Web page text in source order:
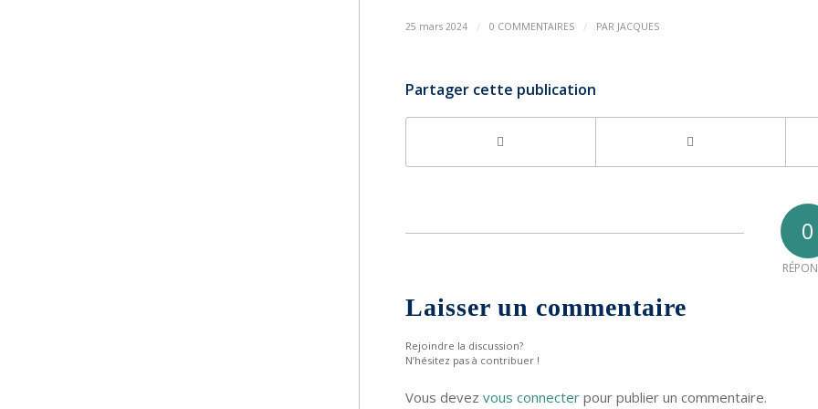
25 mars 2024 / 0 COMMENTAIRES / PAR JACQUES
Partager cette publication
0
Laisser un commentaire
Rejoindre la discussion?
N’hésitez pas à contribuer !
Vous devez vous connecterpour publier un commentaire.